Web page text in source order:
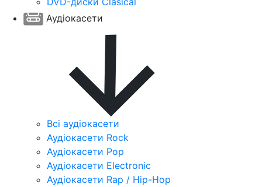
Аудіокасети
Всі аудіокасети
Аудіокасети Rock
Аудіокасети Pop
Аудіокасети Electronic
Аудіокасети Rap / Hip-Hop